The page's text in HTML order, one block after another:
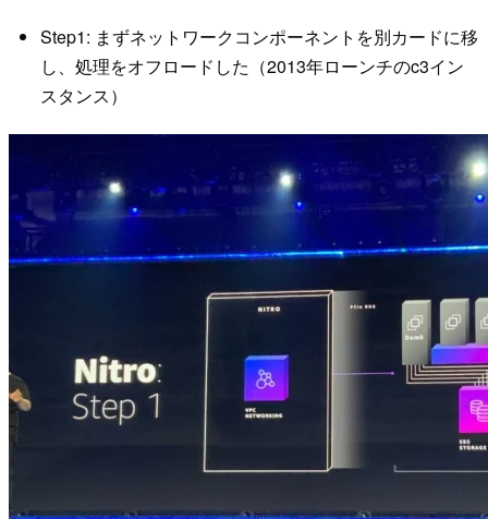
Step1: まずネットワークコンポーネントを別カードに移
し、処理をオフロードした（2013年ローンチのc3イン
スタンス）